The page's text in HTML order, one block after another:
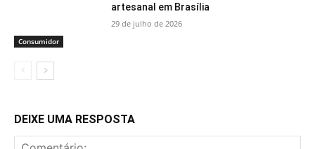
Consumidor
artesanal em Brasília
29 de julho de 2026
DEIXE UMA RESPOSTA